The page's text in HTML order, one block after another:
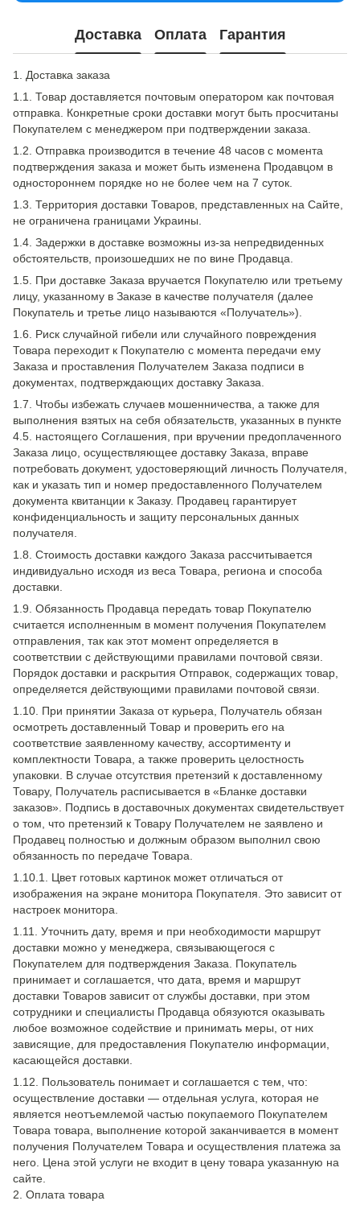
Доставка Оплата Гарантия
1. Доставка заказа
1.1. Товар доставляется почтовым оператором как почтовая
отправка. Конкретные сроки доставки могут быть просчитаны
Покупателем с менеджером при подтверждении заказа.
1.2. Отправка производится в течение 48 часов с момента
подтверждения заказа и может быть изменена Продавцом в
одностороннем порядке но не более чем на 7 суток.
1.3. Территория доставки Товаров, представленных на Сайте,
не ограничена границами Украины.
1.4. Задержки в доставке возможны из-за непредвиденных
обстоятельств, произошедших не по вине Продавца.
1.5. При доставке Заказа вручается Покупателю или третьему
лицу, указанному в Заказе в качестве получателя (далее
Покупатель и третье лицо называются «Получатель»).
1.6. Риск случайной гибели или случайного повреждения
Товара переходит к Покупателю с момента передачи ему
Заказа и проставления Получателем Заказа подписи в
документах, подтверждающих доставку Заказа.
1.7. Чтобы избежать случаев мошенничества, а также для
выполнения взятых на себя обязательств, указанных в пункте
4.5. настоящего Соглашения, при вручении предоплаченного
Заказа лицо, осуществляющее доставку Заказа, вправе
потребовать документ, удостоверяющий личность Получателя,
как и указать тип и номер предоставленного Получателем
документа квитанции к Заказу. Продавец гарантирует
конфиденциальность и защиту персональных данных
получателя.
1.8. Стоимость доставки каждого Заказа рассчитывается
индивидуально исходя из веса Товара, региона и способа
доставки.
1.9. Обязанность Продавца передать товар Покупателю
считается исполненным в момент получения Покупателем
отправления, так как этот момент определяется в
соответствии с действующими правилами почтовой связи.
Порядок доставки и раскрытия Отправок, содержащих товар,
определяется действующими правилами почтовой связи.
1.10. При принятии Заказа от курьера, Получатель обязан
осмотреть доставленный Товар и проверить его на
соответствие заявленному качеству, ассортименту и
комплектности Товара, а также проверить целостность
упаковки. В случае отсутствия претензий к доставленному
Товару, Получатель расписывается в «Бланке доставки
заказов». Подпись в доставочных документах свидетельствует
о том, что претензий к Товару Получателем не заявлено и
Продавец полностью и должным образом выполнил свою
обязанность по передаче Товара.
1.10.1. Цвет готовых картинок может отличаться от
изображения на экране монитора Покупателя. Это зависит от
настроек монитора.
1.11. Уточнить дату, время и при необходимости маршрут
доставки можно у менеджера, связывающегося с
Покупателем для подтверждения Заказа. Покупатель
принимает и соглашается, что дата, время и маршрут
доставки Товаров зависит от службы доставки, при этом
сотрудники и специалисты Продавца обязуются оказывать
любое возможное содействие и принимать меры, от них
зависящие, для предоставления Покупателю информации,
касающейся доставки.
1.12. Пользователь понимает и соглашается с тем, что:
осуществление доставки — отдельная услуга, которая не
является неотъемлемой частью покупаемого Покупателем
Товара товара, выполнение которой заканчивается в момент
получения Получателем Товара и осуществления платежа за
него. Цена этой услуги не входит в цену товара указанную на
сайте.
2. Оплата товара